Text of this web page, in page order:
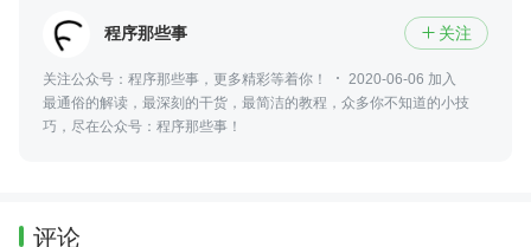
程序那些事  关注
关注公众号：程序那些事，更多精彩等着你！
2020-06-06 加入
最通俗的解读，最深刻的干货，最简洁的教程，众多你不知道的小技
巧，尽在公众号：程序那些事！
评论